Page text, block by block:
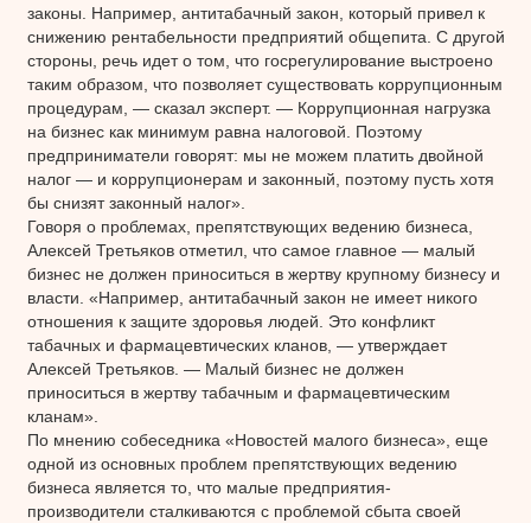
законы. Например, антитабачный закон, который привел к
снижению рентабельности предприятий общепита. С другой
стороны, речь идет о том, что госрегулирование выстроено
таким образом, что позволяет существовать коррупционным
процедурам, — сказал эксперт. — Коррупционная нагрузка
на бизнес как минимум равна налоговой. Поэтому
предприниматели говорят: мы не можем платить двойной
налог — и коррупционерам и законный, поэтому пусть хотя
бы снизят законный налог».
Говоря о проблемах, препятствующих ведению бизнеса,
Алексей Третьяков отметил, что самое главное — малый
бизнес не должен приноситься в жертву крупному бизнесу и
власти. «Например, антитабачный закон не имеет никого
отношения к защите здоровья людей. Это конфликт
табачных и фармацевтических кланов, — утверждает
Алексей Третьяков. — Малый бизнес не должен
приноситься в жертву табачным и фармацевтическим
кланам».
По мнению собеседника «Новостей малого бизнеса», еще
одной из основных проблем препятствующих ведению
бизнеса является то, что малые предприятия-
производители сталкиваются с проблемой сбыта своей